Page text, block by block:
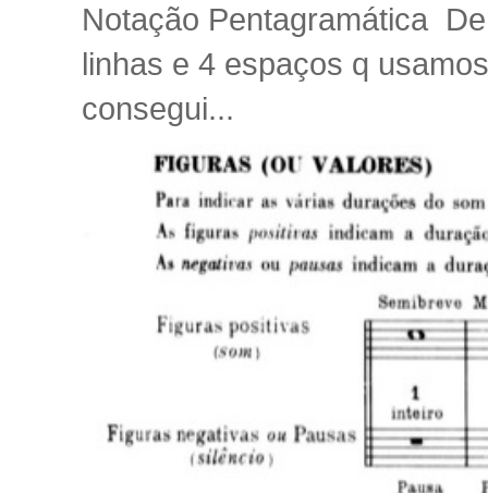
Notação Pentagramática
linhas e 4 espaços q
consegui...